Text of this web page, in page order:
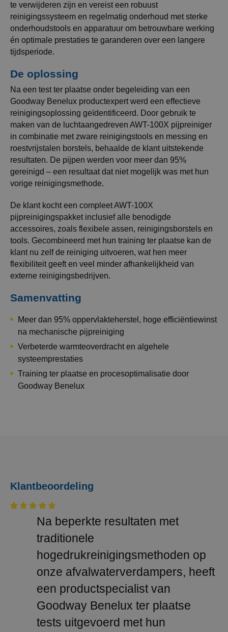
te verwijderen zijn en vereist een robuust
reinigingssysteem en regelmatig onderhoud met sterke
onderhoudstools en apparatuur om betrouwbare werking
én optimale prestaties te garanderen over een langere
tijdsperiode.
De oplossing
Na een test ter plaatse onder begeleiding van een
Goodway Benelux productexpert werd een effectieve
reinigingsoplossing geïdentificeerd. Door gebruik te
maken van de luchtaangedreven AWT-100X pijpreiniger
in combinatie met zware reinigingstools en messing en
roestvrijstalen borstels, behaalde de klant uitstekende
resultaten. De pijpen werden voor meer dan 95%
gereinigd – een resultaat dat niet mogelijk was met hun
vorige reinigingsmethode.
De klant kocht een compleet AWT-100X
pijpreinigingspakket inclusief alle benodigde
accessoires, zoals flexibele assen, reinigingsborstels en
tools. Gecombineerd met hun training ter plaatse kan de
klant nu zelf de reiniging uitvoeren, wat hen meer
flexibiliteit geeft en veel minder afhankelijkheid van
externe reinigingsbedrijven.
Samenvatting
Meer dan 95% oppervlakteherstel, hoge efficiëntiewinst
na mechanische pijpreiniging
Verbeterde warmteoverdracht en algehele
systeemprestaties
Training ter plaatse en procesoptimalisatie door
Goodway Benelux
Klantbeoordeling
Na beperkte resultaten met
traditionele
hogedrukreinigingsmethoden op
onze afvalwaterverdampers, heeft
een productspecialist van
Goodway Benelux ter plaatse
tests uitgevoerd met hun